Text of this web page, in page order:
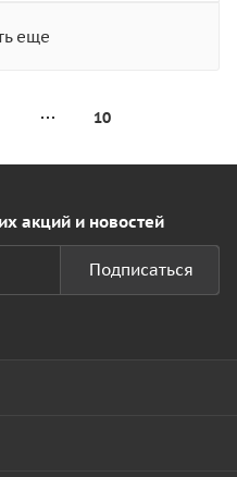
еще
10
акций и новостей
Подписаться